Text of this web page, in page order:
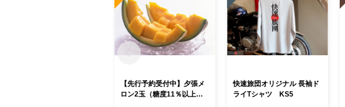
【先行予約受付中】夕張メ
ロン2玉（糖度11％以上
快速旅団オリジナル 長袖ド
ライTシャツ KS5